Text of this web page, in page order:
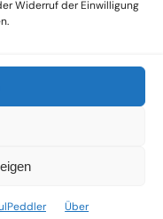
Widerruf der Einwilligung
Über
Zustand bewertete
Künstler und
Lösungen
– DUBOX –
of Vinyl Arts
SoulPeddler GmbH®